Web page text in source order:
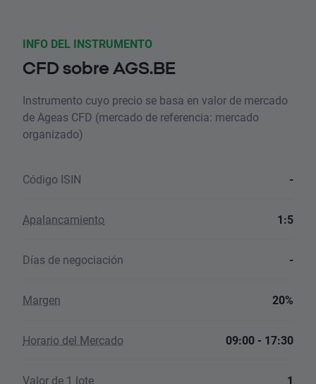
INFO DEL INSTRUMENTO
CFD sobre AGS.BE
Instrumento cuyo precio se basa en valor de mercado
de Ageas CFD (mercado de referencia: mercado
organizado)
Código ISIN -
Apalancamiento 1:5
Días de negociación -
Margen 20%
Horario del Mercado 09:00 - 17:30
Valor de 1 lote 1